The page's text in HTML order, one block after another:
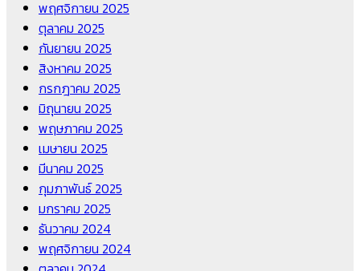
พฤศจิกายน 2025
ตุลาคม 2025
กันยายน 2025
สิงหาคม 2025
กรกฎาคม 2025
มิถุนายน 2025
พฤษภาคม 2025
เมษายน 2025
มีนาคม 2025
กุมภาพันธ์ 2025
มกราคม 2025
ธันวาคม 2024
พฤศจิกายน 2024